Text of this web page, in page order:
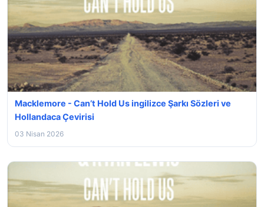
Macklemore - Can’t Hold Us ingilizce Şarkı Sözleri ve
Hollandaca Çevirisi
03 Nisan 2026